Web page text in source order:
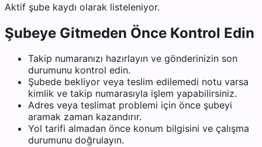
Aktif şube kaydı olarak listeleniyor.
Şubeye Gitmeden Önce Kontrol Edin
Takip numaranızı hazırlayın ve gönderinizin son
durumunu kontrol edin.
Şubede bekliyor veya teslim edilemedi notu varsa
kimlik ve takip numarasıyla işlem yapabilirsiniz.
Adres veya teslimat problemi için önce şubeyi
aramak zaman kazandırır.
Yol tarifi almadan önce konum bilgisini ve çalışma
durumunu doğrulayın.